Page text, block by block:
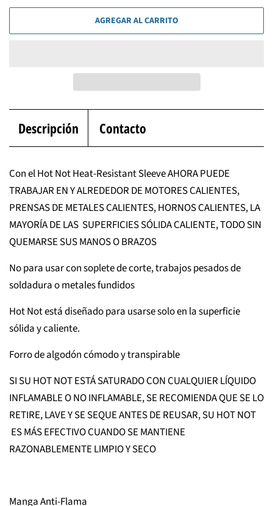
AGREGAR AL CARRITO
Descripción Contacto
Con el Hot Not Heat-Resistant Sleeve AHORA PUEDE
TRABAJAR EN Y ALREDEDOR DE MOTORES CALIENTES,
PRENSAS DE METALES CALIENTES, HORNOS CALIENTES, LA
MAYORÍA DE LAS SUPERFICIES SÓLIDA CALIENTE, TODO SIN
QUEMARSE SUS MANOS O BRAZOS
No para usar con soplete de corte, trabajos pesados ​​de
soldadura o metales fundidos
Hot Not está diseñado para usarse solo en la superficie
sólida y caliente.
Forro de algodón cómodo y transpirable
SI SU HOT NOT ESTÁ SATURADO CON CUALQUIER LÍQUIDO
INFLAMABLE O NO INFLAMABLE, SE RECOMIENDA QUE SE LO
RETIRE, LAVE Y SE SEQUE ANTES DE REUSAR, SU HOT NOT
ES MÁS EFECTIVO CUANDO SE MANTIENE
RAZONABLEMENTE LIMPIO Y SECO
Manga Anti-Flama